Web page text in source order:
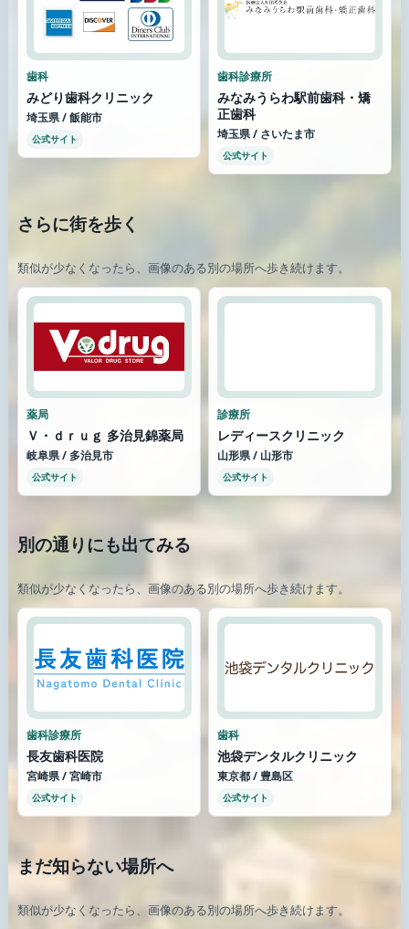
歯科
みどり歯科クリニック
埼玉県 / 飯能市
公式サイト
歯科診療所
みなみうらわ駅前歯科・矯
正歯科
埼玉県 / さいたま市
公式サイト
さらに街を歩く
類似が少なくなったら、画像のある別の場所へ歩き続けます。
薬局
Ｖ・ｄｒｕｇ 多治見錦薬局
岐阜県 / 多治見市
公式サイト
診療所
レディースクリニック
山形県 / 山形市
公式サイト
別の通りにも出てみる
類似が少なくなったら、画像のある別の場所へ歩き続けます。
歯科診療所
長友歯科医院
宮崎県 / 宮崎市
公式サイト
歯科
池袋デンタルクリニック
東京都 / 豊島区
公式サイト
まだ知らない場所へ
類似が少なくなったら、画像のある別の場所へ歩き続けます。